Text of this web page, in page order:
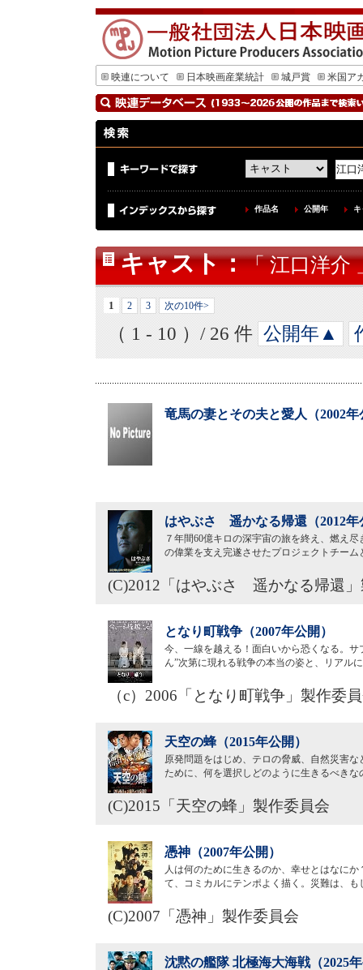
映連について 日本映画産業統計 城戸賞 米国ア
作品名 公開年
キャスト：「 江口洋介
1 2 3 次の10件>
（ 1 - 10 ）/ 26 件 公開年▲
竜馬の妻とその夫と愛人（2002年
はやぶさ 遥かなる帰還（2012年
７年間60億キロの深宇宙の旅を終え、燃え
の偉業を支え完遂させたプロジェクトチー
(C)2012「はやぶさ 遥かなる帰還」
となり町戦争（2007年公開）
今、一線を越える！面白いから恐くなる。
ん”次第に現れる戦争の本当の姿と、リアル
（c）2006「となり町戦争」製作委
天空の蜂（2015年公開）
原発問題をはじめ、テロの脅威、自然災害
ために、何を選択しどのように生きるべき
(C)2015「天空の蜂」製作委員会
憑神（2007年公開）
人は何のために生きるのか、幸せとはなに
て、コミカルにテンポよく描く。災難は、
(C)2007「憑神」製作委員会
沈黙の艦隊 北極海大海戦（2025